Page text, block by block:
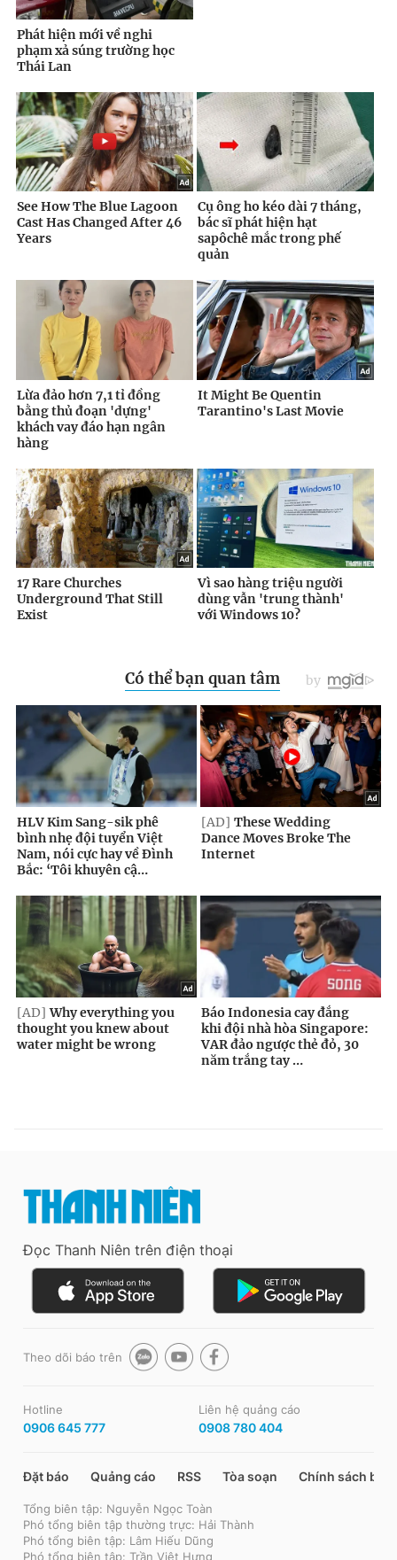
Đọc Thanh Niên trên điện thoại
Theo dõi báo trên
Hotline
0906 645 777
Liên hệ quảng cáo
0908 780 404
Đặt báo Quảng cáo RSS Tòa soạn Chính sách bảo
Tổng biên tập: Nguyễn Ngọc Toàn
Phó tổng biên tập thường trực: Hải Thành
Phó tổng biên tập: Lâm Hiếu Dũng
Phó tổng biên tập: Trần Việt Hưng